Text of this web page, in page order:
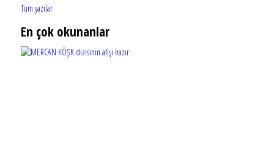
Tüm yazılar
En çok okunanlar